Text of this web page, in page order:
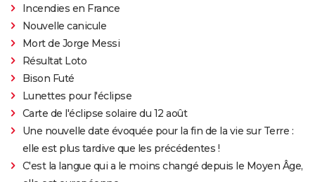
Incendies en France
Nouvelle canicule
Mort de Jorge Messi
Résultat Loto
Bison Futé
Lunettes pour l'éclipse
Carte de l'éclipse solaire du 12 août
Une nouvelle date évoquée pour la fin de la vie sur Terre :
elle est plus tardive que les précédentes !
C'est la langue qui a le moins changé depuis le Moyen Âge,